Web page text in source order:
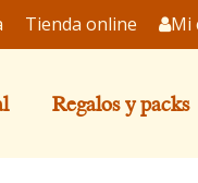
Tienda online Mi
Regalos y packs